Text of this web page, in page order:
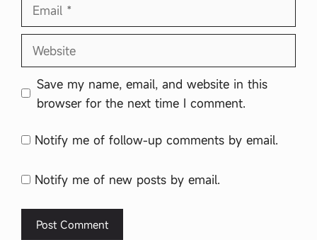
Website
Save my name, email, and website in this
browser for the next time I comment.
Notify me of follow-up comments by email.
Notify me of new posts by email.